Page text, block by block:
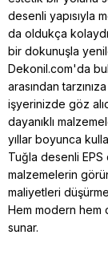
desenli yapısıyla
da oldukça
bir dokunuşla
Dekonil.com'da
arasından
işyerinizde göz
dayanıklı
yıllar boyunca
Tuğla desenli
malzemelerin
maliyetleri
Hem modern
sunar.